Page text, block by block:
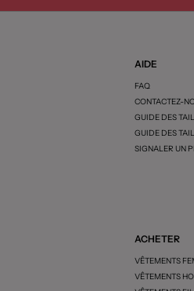
AIDE
FAQ
CONTACTEZ-
GUIDE DES
GUIDE DES
SIGNALER UN
ACHETER
VÊTEMENTS
VÊTEMENTS